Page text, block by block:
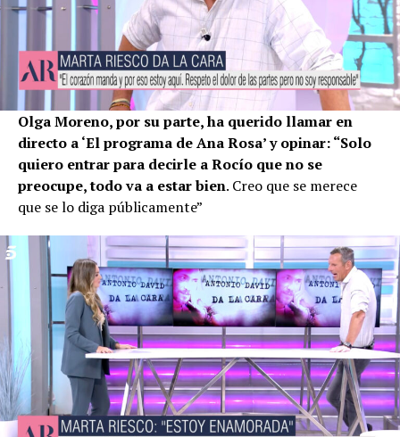
Olga Moreno, por su parte, ha querido llamar en
directo a ‘El programa de Ana Rosa’ y opinar: “Solo
quiero entrar para decirle a Rocío que no se
preocupe, todo va a estar bien. Creo que se merece
que se lo diga públicamente”